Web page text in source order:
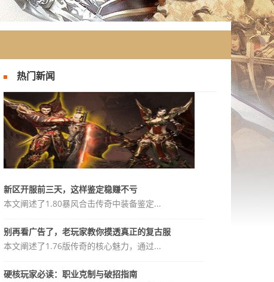
热门新闻
新区开服前三天，这样鉴定稳赚不亏
本文阐述了1.80暴风合击传奇中装备鉴定...
别再看广告了，老玩家教你摸透真正的复古服
本文阐述了1.76版传奇的核心魅力，通过...
硬核玩家必读：职业克制与破招指南